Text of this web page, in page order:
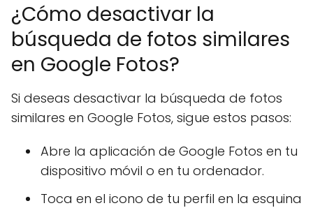
¿Cómo desactivar la
búsqueda de fotos similares
en Google Fotos?
Si deseas desactivar la búsqueda de fotos
similares en Google Fotos, sigue estos pasos:
Abre la aplicación de Google Fotos en tu
dispositivo móvil o en tu ordenador.
Toca en el icono de tu perfil en la esquina